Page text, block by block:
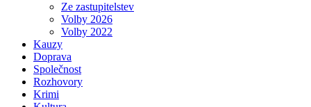
Ze zastupitelstev
Volby 2026
Volby 2022
Kauzy
Doprava
Společnost
Rozhovory
Krimi